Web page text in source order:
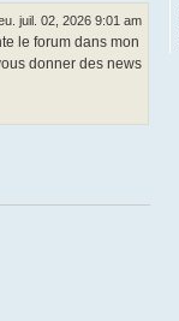
juil. 02, 2026 9:01 am
le forum dans mon
donner des news